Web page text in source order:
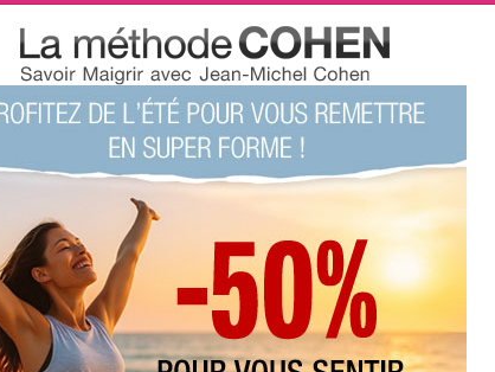
nounous!
..
9
8
7
dernier message
08-10-2014 à 21:40